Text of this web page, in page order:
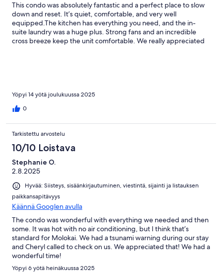
This condo was absolutely fantastic and a perfect place to slow
down and reset. It’s quiet, comfortable, and very well
equipped.The kitchen has everything you need, and the in-
suite laundry was a huge plus. Strong fans and an incredible
cross breeze keep the unit comfortable. We really appreciated
throughout the condo. Grocery prices were exactly what you’d
expect for small-town island living—no surprises. The island
itself is very friendly and welcoming.
Yöpyi 14 yötä joulukuussa 2025
0
Tarkistettu arvostelu
10/10 Loistava
Stephanie O.
2.8.2025
Hyvää: Siisteys, sisäänkirjautuminen, viestintä, sijainti ja listauksen
paikkansapitävyys
Käännä Googlen avulla
The condo was wonderful with everything we needed and then
some. It was hot with no air conditioning, but I think that’s
standard for Molokai. We had a tsunami warning during our stay
and Cheryl called to check on us. We appreciated that! We had a
wonderful time!
Yöpyi 6 yötä heinäkuussa 2025